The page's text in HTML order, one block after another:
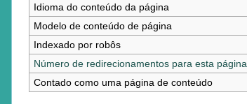
Idioma do conteúdo da página
Modelo de conteúdo de página
Indexado por robôs
Número de redirecionamentos para esta página
Contado como uma página de conteúdo